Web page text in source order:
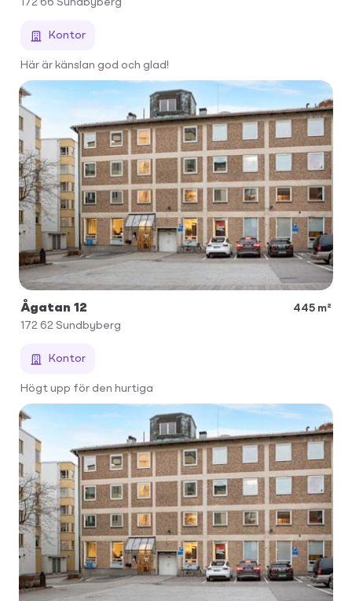
172 66 Sundbyberg
Kontor
Här är känslan god och glad!
Ågatan 12
445 m²
172 62 Sundbyberg
Kontor
Högt upp för den hurtiga